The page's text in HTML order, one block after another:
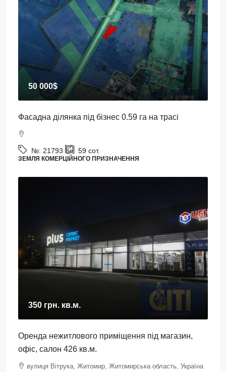
50 000$
Фасадна ділянка під бізнес 0.59 га на трасі
№: 21793 59 сот.
ЗЕМЛЯ КОМЕРЦІЙНОГО ПРИЗНАЧЕННЯ
350 грн. кв.м.
Оренда нежитлового приміщення під магазин,
офіс, салон 426 кв.м.
вулиця Вітрука, Житомир, Житомирська область, Україна